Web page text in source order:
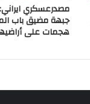
مصدرعسكري
جبهة مضيق باب
هجمات على